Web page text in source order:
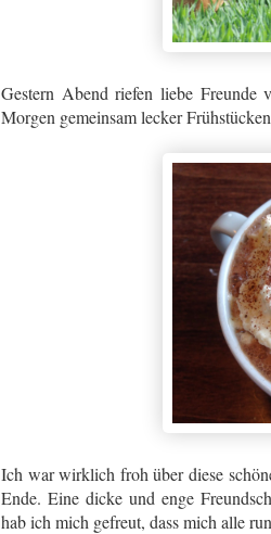
Gestern Abend riefen liebe Freunde
Morgen gemeinsam lecker
Ich war wirklich froh über diese
Ende. Eine dicke und enge
hab ich mich gefreut, dass mich alle